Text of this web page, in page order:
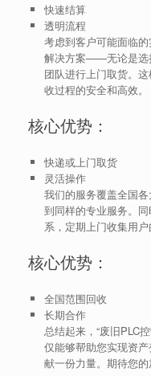
快速结算
透明流程
考虑到客户可能面临
解决方案——无论是选
团队进行上门取货。
收过程的安全和高效。
核心优势：
快递或上门取货
灵活操作
我们的服务覆盖全国
到同样的专业服务。
系，定期上门收集用户
核心优势：
全国范围回收
长期合作
总结起来，“废旧PLC
仅能够帮助您实现资
献一份力量。期待您的